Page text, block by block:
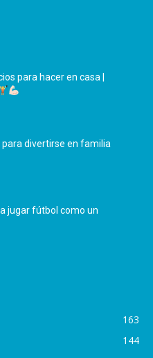
para hacer en casa |
divertirse en familia
jugar fútbol como un
163
144